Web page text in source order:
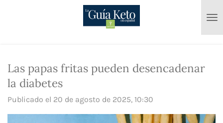
Las papas fritas pueden desencadenar
la diabetes
Publicado el 20 de agosto de 2025, 10:30